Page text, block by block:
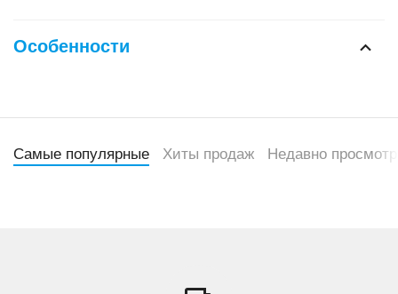
Особенности
Самые популярные Хиты продаж Недавно